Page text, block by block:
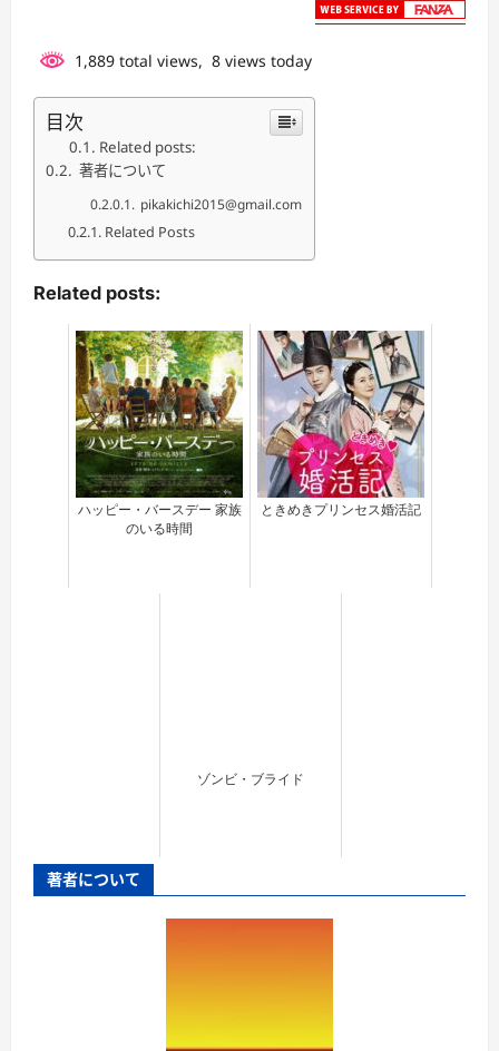
1,889 total views, 8 views today
目次
Related posts:
著者について
pikakichi2015@gmail.com
Related Posts
Related posts:
ハッピー・バースデー 家族
のいる時間
ときめきプリンセス婚活記
ゾンビ・ブライド
著者について